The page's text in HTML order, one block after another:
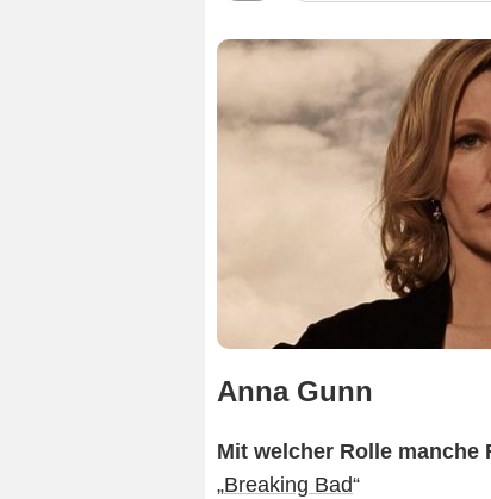
Anna Gunn
Mit welcher Rolle manche
„Breaking Bad“